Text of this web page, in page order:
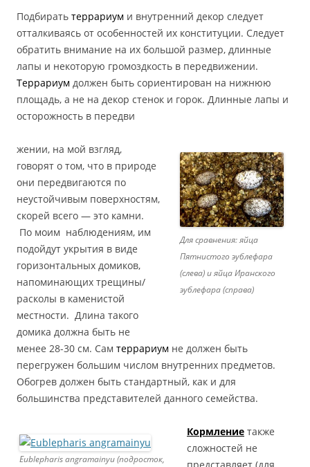
Подбирать террариум и внутренний декор следует
отталкиваясь от особенностей их конституции. Следует
обратить внимание на их большой размер, длинные
лапы и некоторую громоздкость в передвижении.
Террариум должен быть сориентирован на нижнюю
площадь, а не на декор стенок и горок. Длинные лапы и
осторожность в передви
Для сравнения: яйца
Пятнистого эублефара
(слева) и яйца Иранского
эублефара (справа)
жении, на мой взгляд,
говорят о том, что в природе
они передвигаются по
неустойчивым поверхностям,
скорей всего — это камни.
По моим наблюдениям, им
подойдут укрытия в виде
горизонтальных домиков,
напоминающих трещины/
расколы в каменистой
местности. Длина такого
домика должна быть не
менее 28-30 см. Сам террариум не должен быть
перегружен большим числом внутренних предметов.
Обогрев должен быть стандартный, как и для
большинства представителей данного семейства.
Eublepharis angramainyu (подросток,
Кормление также
сложностей не